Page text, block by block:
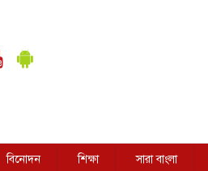
বিনোদন শিক্ষা সারা বাংলা